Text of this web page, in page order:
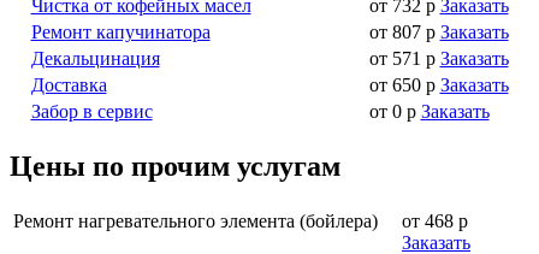
Чистка от кофейных масел
от 732 р Заказать
Ремонт капучинатора
от 807 р Заказать
Декальцинация
от 571 р Заказать
Доставка
от 650 р Заказать
Забор в сервис
от 0 р Заказать
Цены по прочим услугам
Ремонт нагревательного элемента (бойлера)
от 468 р
Заказать